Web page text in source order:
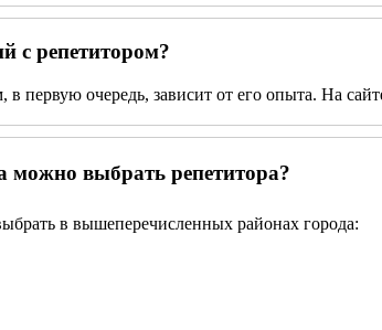
с репетитором?
в первую очередь, зависит от его опыта. На
выбрать репетитора?
в вышеперечисленных районах города: